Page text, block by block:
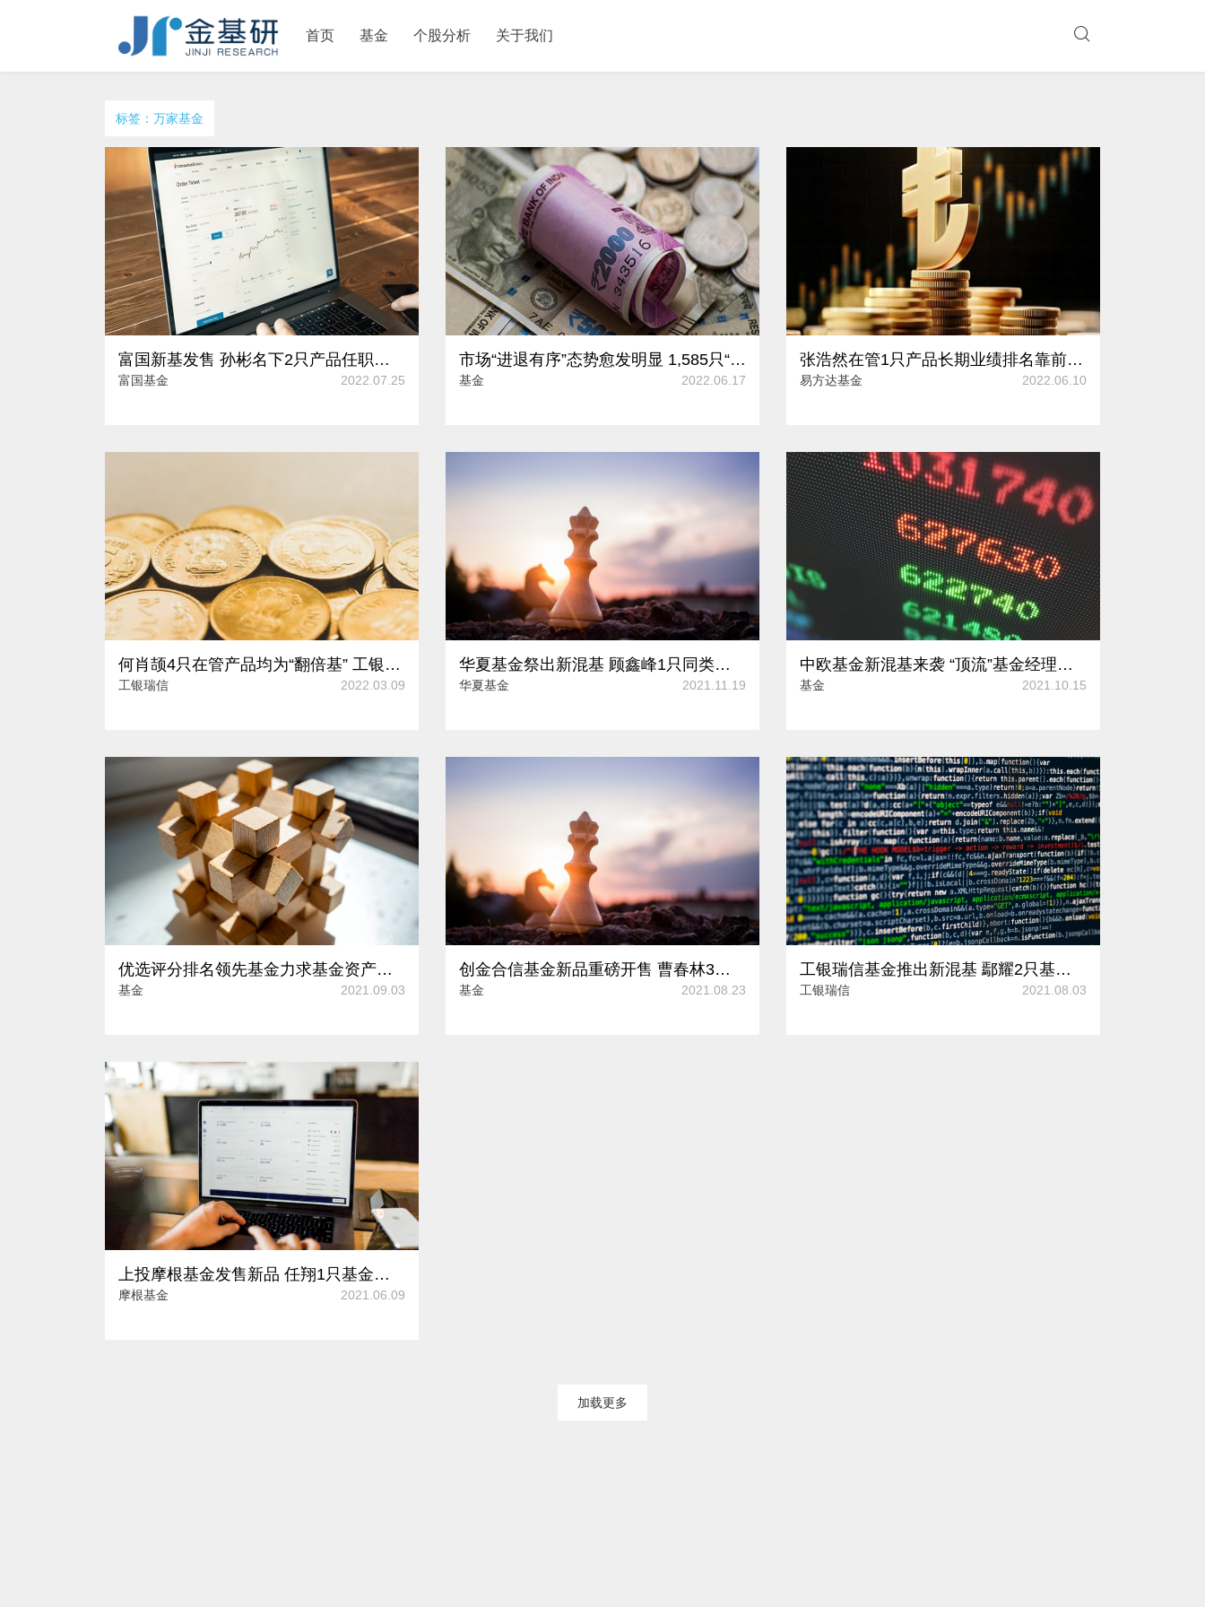
首页 基金 个股分析 关于我们
标签：万家基金
富国新基发售 孙彬名下2只产品任职回报率表现亮眼
富国基金 2022.07.25
市场“进退有序”态势愈发明显 1,585只“迷你”产品发出清盘警报
基金 2022.06.17
张浩然在管1只产品长期业绩排名靠前 易方达为其推出新FOF
易方达基金 2022.06.10
何肖颉4只在管产品均为“翻倍基” 工银瑞信为其推出新混基
工银瑞信 2022.03.09
华夏基金祭出新混基 顾鑫峰1只同类产品年内业绩大幅跑赢同类平均
华夏基金 2021.11.19
中欧基金新混基来袭 “顶流”基金经理周蔚文最高任职回报率达402.9%
基金 2021.10.15
优选评分排名领先基金力求基金资产稳定增值 华夏基金新品来袭
基金 2021.09.03
创金合信基金新品重磅开售 曹春林3只牛基年内涨幅同类排名居前
基金 2021.08.23
工银瑞信基金推出新混基 鄢耀2只基金近3年涨幅大幅跑赢同类平均
工银瑞信 2021.08.03
上投摩根基金发售新品 任翔1只基金年内涨幅跑赢同类平均
摩根基金 2021.06.09
加载更多